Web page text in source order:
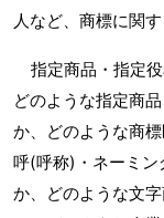
人など、商標に関
指定商品・指定
どのような指定商
か、どのような商
呼(呼称)・ネーミ
か、どのような文